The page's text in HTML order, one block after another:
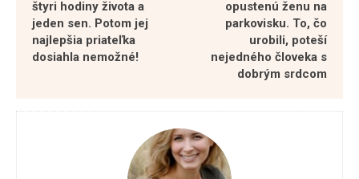
štyri hodiny života a
jeden sen. Potom jej
najlepšia priateľka
dosiahla nemožné!
opustenú ženu na
parkovisku. To, čo
urobili, poteší
nejedného človeka s
dobrým srdcom